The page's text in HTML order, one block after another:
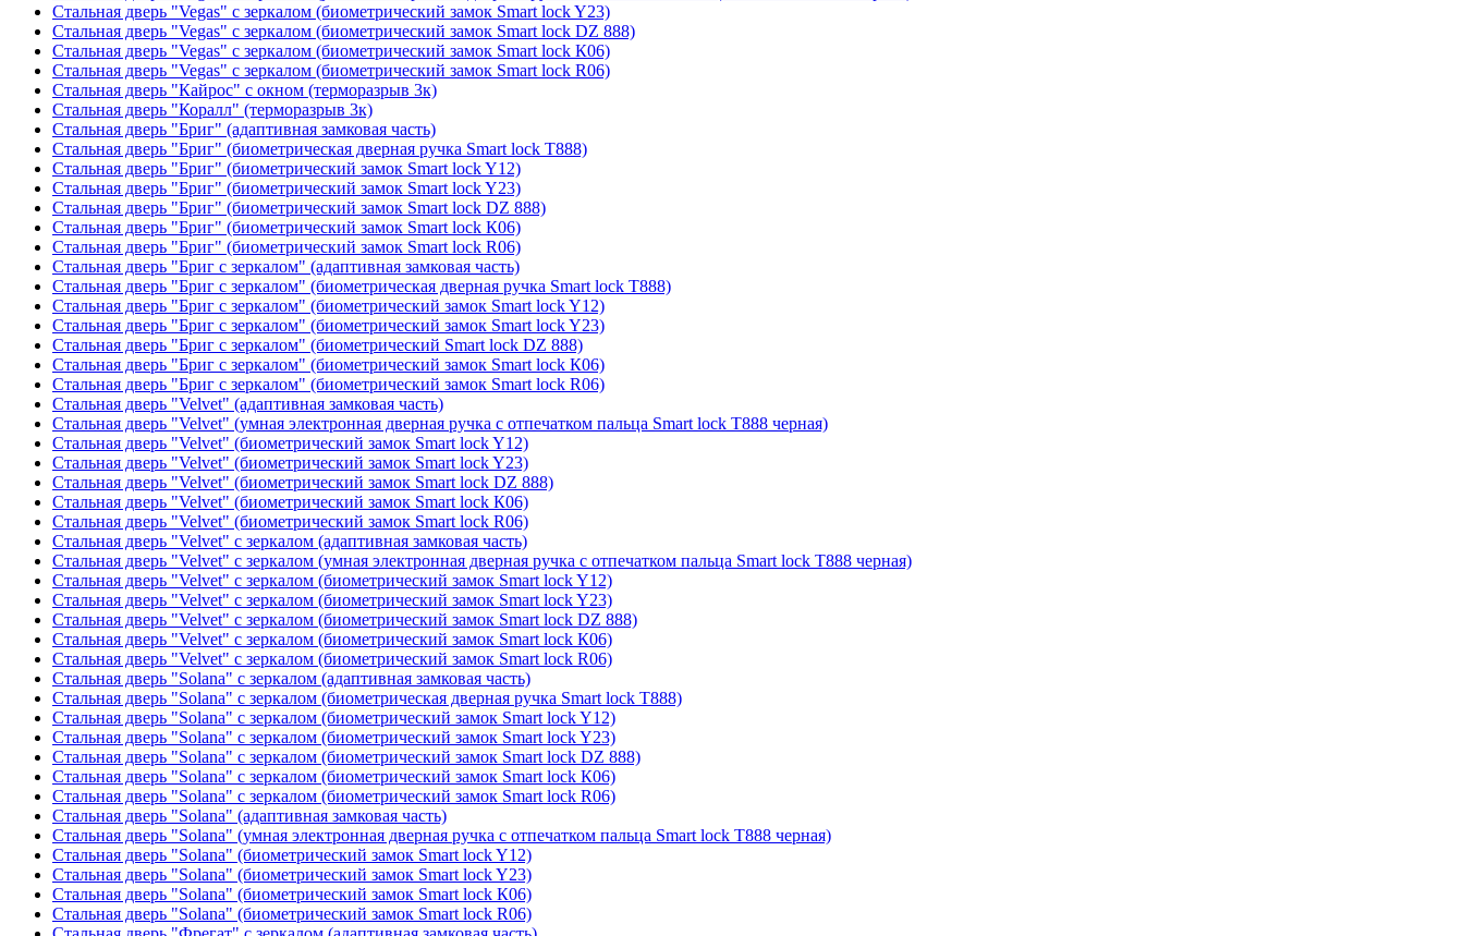
Стальная дверь "Vegas" с зеркалом (биометрический замок Smart lock Y23)
Стальная дверь "Vegas" с зеркалом (биометрический замок Smart lock DZ 888)
Стальная дверь "Vegas" с зеркалом (биометрический замок Smart lock К06)
Стальная дверь "Vegas" с зеркалом (биометрический замок Smart lock R06)
Стальная дверь "Кайрос" с окном (терморазрыв 3к)
Стальная дверь "Коралл" (терморазрыв 3к)
Стальная дверь "Бриг" (адаптивная замковая часть)
Стальная дверь "Бриг" (биометрическая дверная ручка Smart lock T888)
Стальная дверь "Бриг" (биометрический замок Smart lock Y12)
Стальная дверь "Бриг" (биометрический замок Smart lock Y23)
Стальная дверь "Бриг" (биометрический замок Smart lock DZ 888)
Стальная дверь "Бриг" (биометрический замок Smart lock К06)
Стальная дверь "Бриг" (биометрический замок Smart lock R06)
Стальная дверь "Бриг с зеркалом" (адаптивная замковая часть)
Стальная дверь "Бриг с зеркалом" (биометрическая дверная ручка Smart lock T888)
Стальная дверь "Бриг с зеркалом" (биометрический замок Smart lock Y12)
Стальная дверь "Бриг с зеркалом" (биометрический замок Smart lock Y23)
Стальная дверь "Бриг с зеркалом" (биометрический Smart lock DZ 888)
Стальная дверь "Бриг с зеркалом" (биометрический замок Smart lock К06)
Стальная дверь "Бриг с зеркалом" (биометрический замок Smart lock R06)
Стальная дверь "Velvet" (адаптивная замковая часть)
Стальная дверь "Velvet" (умная электронная дверная ручка с отпечатком пальца Smart lock T888 черная)
Стальная дверь "Velvet" (биометрический замок Smart lock Y12)
Стальная дверь "Velvet" (биометрический замок Smart lock Y23)
Стальная дверь "Velvet" (биометрический замок Smart lock DZ 888)
Стальная дверь "Velvet" (биометрический замок Smart lock К06)
Стальная дверь "Velvet" (биометрический замок Smart lock R06)
Стальная дверь "Velvet" с зеркалом (адаптивная замковая часть)
Стальная дверь "Velvet" с зеркалом (умная электронная дверная ручка с отпечатком пальца Smart lock T888 черная)
Стальная дверь "Velvet" с зеркалом (биометрический замок Smart lock Y12)
Стальная дверь "Velvet" с зеркалом (биометрический замок Smart lock Y23)
Стальная дверь "Velvet" с зеркалом (биометрический замок Smart lock DZ 888)
Стальная дверь "Velvet" с зеркалом (биометрический замок Smart lock К06)
Стальная дверь "Velvet" с зеркалом (биометрический замок Smart lock R06)
Стальная дверь "Solana" с зеркалом (адаптивная замковая часть)
Стальная дверь "Solana" с зеркалом (биометрическая дверная ручка Smart lock T888)
Стальная дверь "Solana" с зеркалом (биометрический замок Smart lock Y12)
Стальная дверь "Solana" с зеркалом (биометрический замок Smart lock Y23)
Стальная дверь "Solana" с зеркалом (биометрический замок Smart lock DZ 888)
Стальная дверь "Solana" с зеркалом (биометрический замок Smart lock К06)
Стальная дверь "Solana" с зеркалом (биометрический замок Smart lock R06)
Стальная дверь "Solana" (адаптивная замковая часть)
Стальная дверь "Solana" (умная электронная дверная ручка с отпечатком пальца Smart lock T888 черная)
Стальная дверь "Solana" (биометрический замок Smart lock Y12)
Стальная дверь "Solana" (биометрический замок Smart lock Y23)
Стальная дверь "Solana" (биометрический замок Smart lock К06)
Стальная дверь "Solana" (биометрический замок Smart lock R06)